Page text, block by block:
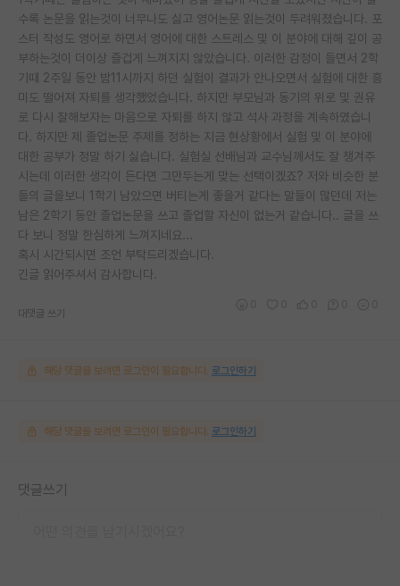
수록 논문을 읽는것이 너무나도 싫고 영어논문 읽는것이 두려워졌습니다. 포
스터 작성도 영어로 하면서 영어에 대한 스트레스 및 이 분야에 대해 깊이 공
부하는것이 더이상 즐겁게 느껴지지 않았습니다. 이러한 감정이 들면서 2학
기때 2주일 동안 밤11시까지 하던 실험이 결과가 안나오면서 실험에 대한 흥
미도 떨어져 자퇴를 생각했었습니다. 하지만 부모님과 동기의 위로 및 권유
로 다시 잘해보자는 마음으로 자퇴를 하지 않고 석사 과정을 계속하였습니
다. 하지만 제 졸업논문 주제를 정하는 지금 현상황에서 실험 및 이 분야에
대한 공부가 정말 하기 싫습니다. 실험실 선배님과 교수님께서도 잘 챙겨주
시는데 이러한 생각이 든다면 그만두는게 맞는 선택이겠죠? 저와 비슷한 분
들의 글을보니 1학기 남았으면 버티는게 좋을거 같다는 말들이 많던데 저는
남은 2학기 동안 졸업논문을 쓰고 졸업할 자신이 없는거 같습니다.. 글을 쓰
다 보니 정말 한심하게 느껴지네요...
혹시 시간되시면 조언 부탁드리겠습니다.
긴글 읽어주셔서 감사합니다.
대댓글 쓰기
해당 댓글을 보려면 로그인이 필요합니다. 로그인하기
해당 댓글을 보려면 로그인이 필요합니다. 로그인하기
댓글쓰기